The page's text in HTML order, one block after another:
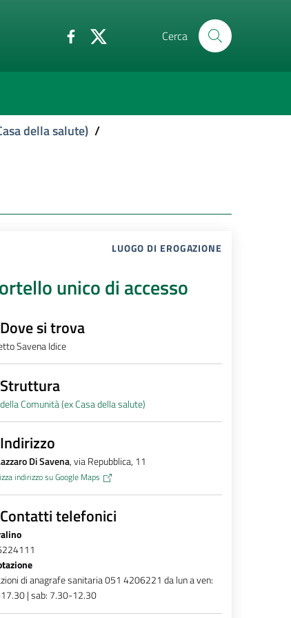
Cerca
della salute) /
LUOGO DI EROGAZIONE
unico di accesso
Dove si trova
Savena Idice
Struttura
Comunità (ex Casa della salute)
Indirizzo
Di Savena, via Repubblica, 11
indirizzo su Google Maps
Contatti telefonici
di anagrafe sanitaria 051 4206221 da lun a ven:
| sab: 7.30-12.30